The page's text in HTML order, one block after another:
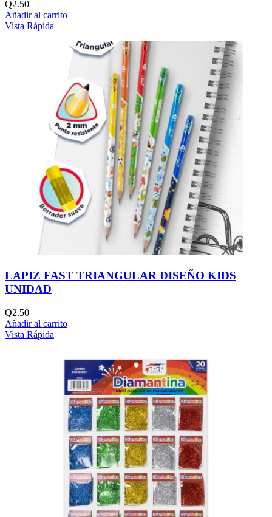
Q2.50
Añadir al carrito
Vista Rápida
LAPIZ FAST TRIANGULAR DISEÑO KIDS
UNIDAD
Q2.50
Añadir al carrito
Vista Rápida